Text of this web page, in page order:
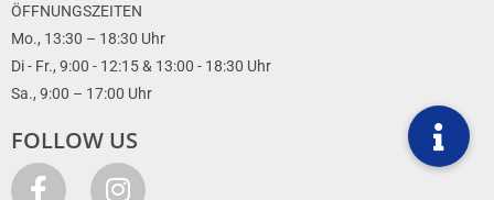
ÖFFNUNGSZEITEN
Mo., 13:30 – 18:30 Uhr
Di - Fr., 9:00 - 12:15 & 13:00 - 18:30 Uhr
Sa., 9:00 – 17:00 Uhr
FOLLOW US